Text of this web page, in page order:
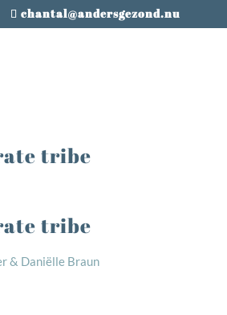
chantal@andersgezond.nu
tribe
tribe
& Daniëlle Braun